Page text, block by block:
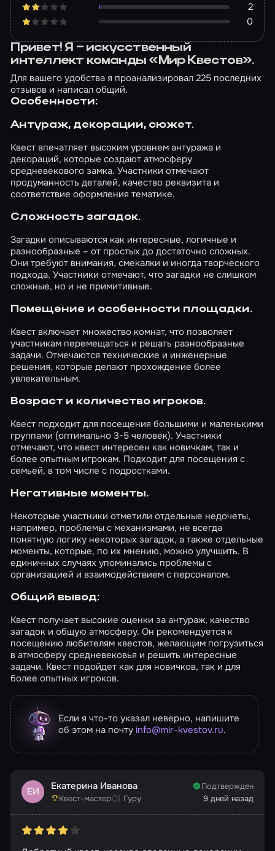
2
0
Привет! Я – искусственный
интеллект команды «Мир Квестов».
Для вашего удобства я проанализировал 225 последних
отзывов и написал общий.
Особенности:
Антураж, декорации, сюжет.
Квест впечатляет высоким уровнем антуража и
декораций, которые создают атмосферу
средневекового замка. Участники отмечают
продуманность деталей, качество реквизита и
соответствие оформления тематике.
Сложность загадок.
Загадки описываются как интересные, логичные и
разнообразные – от простых до достаточно сложных.
Они требуют внимания, смекалки и иногда творческого
подхода. Участники отмечают, что загадки не слишком
сложные, но и не примитивные.
Помещение и особенности площадки.
Квест включает множество комнат, что позволяет
участникам перемещаться и решать разнообразные
задачи. Отмечаются технические и инженерные
решения, которые делают прохождение более
увлекательным.
Возраст и количество игроков.
Квест подходит для посещения большими и маленькими
группами (оптимально 3-5 человек). Участники
отмечают, что квест интересен как новичкам, так и
более опытным игрокам. Подходит для посещения с
семьей, в том числе с подростками.
Негативные моменты.
Некоторые участники отметили отдельные недочеты,
например, проблемы с механизмами, не всегда
понятную логику некоторых загадок, а также отдельные
моменты, которые, по их мнению, можно улучшить. В
единичных случаях упоминались проблемы с
организацией и взаимодействием с персоналом.
Общий вывод:
Квест получает высокие оценки за антураж, качество
загадок и общую атмосферу. Он рекомендуется к
посещению любителям квестов, желающим погрузиться
в атмосферу средневековья и решить интересные
задачи. Квест подойдет как для новичков, так и для
более опытных игроков.
Если я что-то указал неверно, напишите
об этом на почту info@mir-kvestov.ru.
ЕИ Екатерина Иванова
Квест-мастер Гуру
Подтвержден
9 дней назад